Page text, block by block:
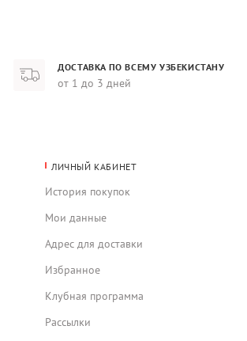
ДОСТАВКА ПО ВСЕМУ УЗБЕКИСТАНУ
от 1 до 3 дней
ЛИЧНЫЙ КАБИНЕТ
История покупок
Мои данные
Адрес для доставки
Избранное
Клубная программа
Рассылки